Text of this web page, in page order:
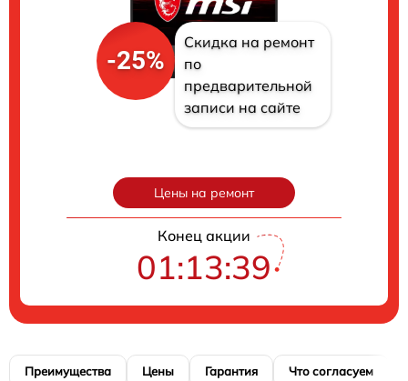
-25%
Скидка на ремонт
по
предварительной
записи на сайте
Цены на ремонт
Конец акции
01:13:38
Преимущества Цены Гарантия Что согласуем